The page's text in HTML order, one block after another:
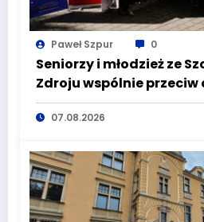
Paweł Szpur 0
Seniorzy i młodzież ze
Zdroju wspólnie przeciw
i manipulacji
07.08.2026